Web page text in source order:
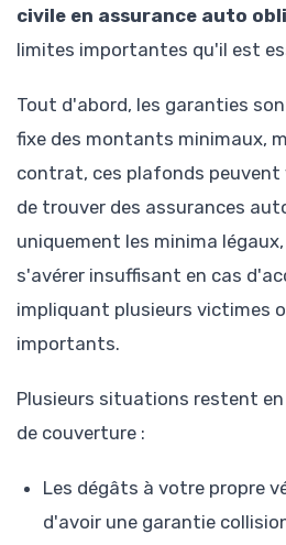
civile en assurance auto
limites importantes qu'il est
Tout d'abord, les garanties
fixe des montants minimaux,
contrat, ces plafonds peuvent
de trouver des assurances
uniquement les minima
s'avérer insuffisant en cas
impliquant plusieurs victimes
importants.
Plusieurs situations restent
de couverture :
Les dégâts à votre propre
d'avoir une garantie